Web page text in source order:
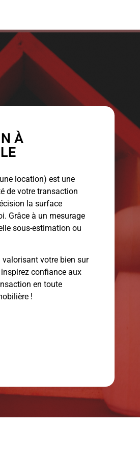
À
location) est une
de votre transaction
la surface
Grâce à un mesurage
sous-estimation ou
valorisant votre bien sur
confiance aux
en toute
!